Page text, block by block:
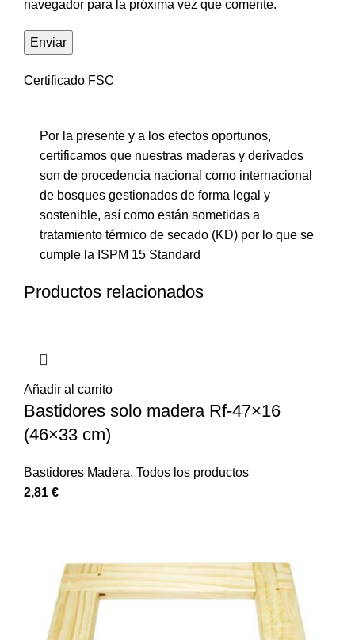
navegador para la próxima vez que comente.
Certificado FSC
Por la presente y a los efectos oportunos,
certificamos que nuestras maderas y derivados
son de procedencia nacional como internacional
de bosques gestionados de forma legal y
sostenible, así como están sometidas a
tratamiento térmico de secado (KD) por lo que se
cumple la ISPM 15 Standard
Productos relacionados
Añadir al carrito
Bastidores solo madera Rf-47×16
(46×33 cm)
Bastidores Madera, Todos los productos
2,81 €